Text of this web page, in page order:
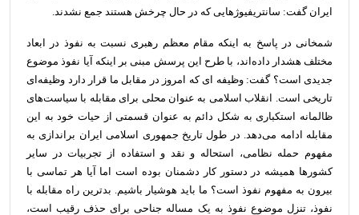
ایران گفت: سانتریفیوژهایی که در حال چرخش هستند جمع نشدند.
شمخانی در پاسخ به اینکه مقام معظم رهبری نسبت به نفوذ در ابعاد
مختلف هشدار داده‌اند، با طرح این پرسش مبنی بر اینکه آیا نفوذ موضوع
جدیدی است؟ گفت: وظیفه ای که امروز در مقابل ما قرار دارد وظیفه‌ای
تاریخی است. انقلاب اسلامی به عنوان محلی برای مقابله با سیاست‌های
ظالمانه استکباری به شکل دائم به عنوان قسمتی از حیات خود به این
مقابله ادامه می‌دهد. در طول تاریخ جمهوری اسلامی ایران براندازی به
مفهوم حمله نظامی، استحاله و نقد و استفاده از تجربیات در سایر
کشورها همیشه در دستور کار دشمنان بوده است اما آیا هر تماسی با
بیرون به مفهوم نفوذ است؟ ما باید هوشیار باشیم. بدترین راه مقابله با
نفوذ، تنزل موضوع نفوذ به یک مساله جناحی برای حذف رقیب است،